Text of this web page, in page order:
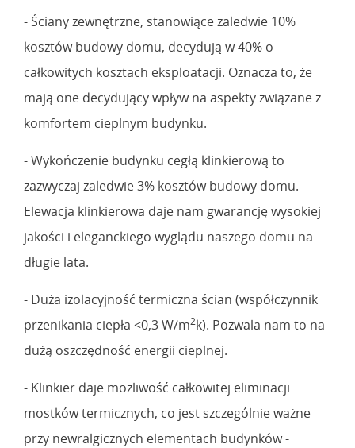
- Ściany zewnętrzne, stanowiące zaledwie 10%
kosztów budowy domu, decydują w 40% o
całkowitych kosztach eksploatacji. Oznacza to, że
mają one decydujący wpływ na aspekty związane z
komfortem cieplnym budynku.
- Wykończenie budynku cegłą klinkierową to
zazwyczaj zaledwie 3% kosztów budowy domu.
Elewacja klinkierowa daje nam gwarancję wysokiej
jakości i eleganckiego wyglądu naszego domu na
długie lata.
- Duża izolacyjność termiczna ścian (współczynnik
przenikania ciepła <0,3 W/m2k). Pozwala nam to na
dużą oszczędność energii cieplnej.
- Klinkier daje możliwość całkowitej eliminacji
mostków termicznych, co jest szczególnie ważne
przy newralgicznych elementach budynków -